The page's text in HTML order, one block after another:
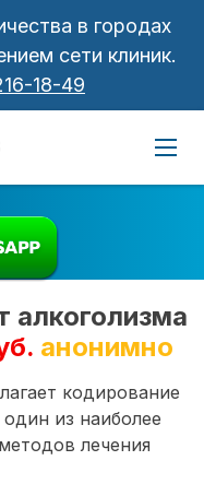
в городах
сети клиник.
18-49
алкоголизма
анонимно
кодирование
из наиболее
лечения